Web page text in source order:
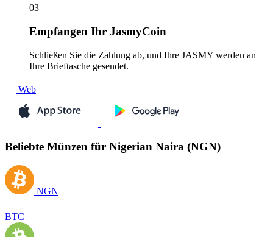
03
Empfangen Ihr JasmyCoin
Schließen Sie die Zahlung ab, und Ihre JASMY werden an
Ihre Brieftasche gesendet.
Web
Beliebte Münzen für Nigerian Naira (NGN)
NGN
BTC